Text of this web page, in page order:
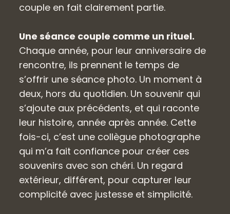
couple en fait clairement partie.
Une séance couple comme un rituel.
Chaque année, pour leur anniversaire de
rencontre, ils prennent le temps de
s’offrir une séance photo. Un moment à
deux, hors du quotidien. Un souvenir qui
s’ajoute aux précédents, et qui raconte
leur histoire, année après année. Cette
fois-ci, c’est une collègue photographe
qui m’a fait confiance pour créer ces
souvenirs avec son chéri. Un regard
extérieur, différent, pour capturer leur
complicité avec justesse et simplicité.